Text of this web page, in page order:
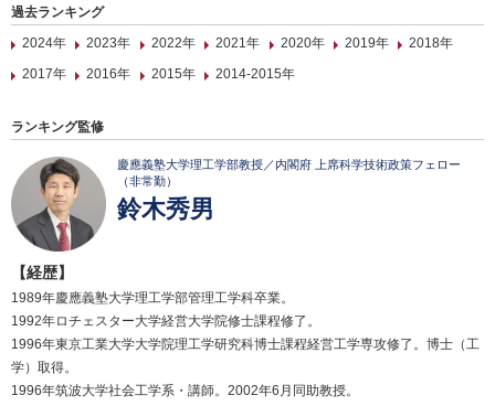
過去ランキング
2024年
2023年 2022年 2021年 2020年 2019年
2018年
2017年
2016年 2015年 2014-2015年
ランキング監修
慶應義塾大学理工学部教授／内閣府 上席科学技術政策フェロー
（非常勤）
鈴木秀男
【経歴】
1989年慶應義塾大学理工学部管理工学科卒業。
1992年ロチェスター大学経営大学院修士課程修了。
1996年東京工業大学大学院理工学研究科博士課程経営工学専攻修了。博士（工
学）取得。
1996年筑波大学社会工学系・講師。2002年6月同助教授。